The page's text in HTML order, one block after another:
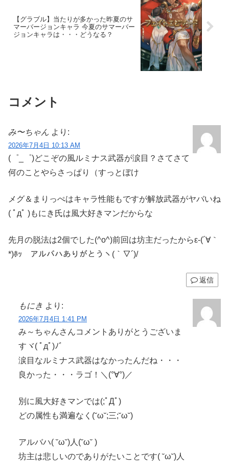
【グラブル】当たりが多かった昨夏のサ
マーバージョンキャラ 今夏のサマーバー
ジョンキャラは・・・どうなる？
コメント
み〜ちゃん より:
2026年7月4日 10:13 AM
(゜_゜)どこぞの風ルミナス武器が涙目？さてさて
何のことやらさっぱり（すっとぼけ
メグ＆まりっぺはキャラ性能もですが解放武器がヤバいね
( ﾟдﾟ )もにき氏は風大好きマンだからな
先月の脱法は2個でした(^o^)前回は坊主だったからε-(´∀｀
*)ﾎｯ アルバハありがとうヽ(｀▽´)/
返信
もにき より:
2026年7月4日 1:41 PM
み～ちゃんさんコメントありがとうございま
すヾ( ﾟдﾟ)ﾉ゛
涙目なルミナス武器はなかったんだね・・・
良かった・・・ラゴ！＼(°∀°)／
別に風大好きマンでは(;ﾟДﾟ)
どの属性も満遍なく(˘ω˘;三;˘ω˘)
アルバハ( ˘ω˘)人(˘ω˘ )
坊主は悲しいのでありがたいことです( ˘ω˘)人